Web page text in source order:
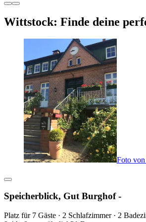
Wittstock: Finde deine
Foto
Speicherblick, Gut Burghof -
Platz für 7 Gäste · 2 Schlafzimmer · 2